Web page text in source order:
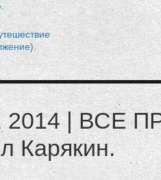
2014 |
Карякин.